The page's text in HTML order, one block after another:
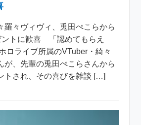
羅々ヴィヴィ、兎田ぺこらから
ントに歓喜 「認めてもらえ
ロライブ所属のVTuber・綺々
が、先輩の兎田ぺこらさんから
トされ、その喜びを雑談 […]